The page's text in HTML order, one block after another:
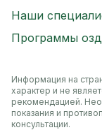
Наши
Программы
Информация на
характер и не
рекомендацией.
показания и
консультации.